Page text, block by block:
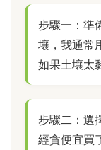
步驟一：準
壤，我通常
如果土壤太
步驟二：選
經貪便宜買